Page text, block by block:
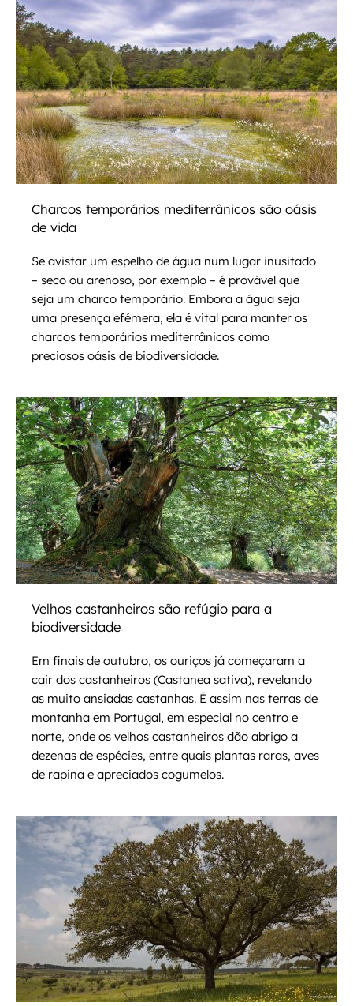
Charcos temporários mediterrânicos são oásis
de vida
Se avistar um espelho de água num lugar inusitado
– seco ou arenoso, por exemplo – é provável que
seja um charco temporário. Embora a água seja
uma presença efémera, ela é vital para manter os
charcos temporários mediterrânicos como
preciosos oásis de biodiversidade.
Velhos castanheiros são refúgio para a
biodiversidade
Em finais de outubro, os ouriços já começaram a
cair dos castanheiros (Castanea sativa), revelando
as muito ansiadas castanhas. É assim nas terras de
montanha em Portugal, em especial no centro e
norte, onde os velhos castanheiros dão abrigo a
dezenas de espécies, entre quais plantas raras, aves
de rapina e apreciados cogumelos.